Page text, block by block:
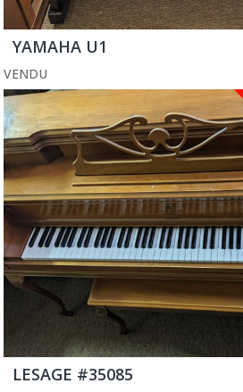
YAMAHA U1
VENDU
LESAGE #35085